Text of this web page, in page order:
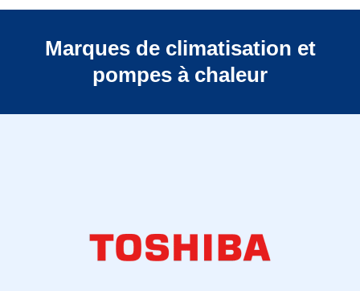
Marques de climatisation et
pompes à chaleur